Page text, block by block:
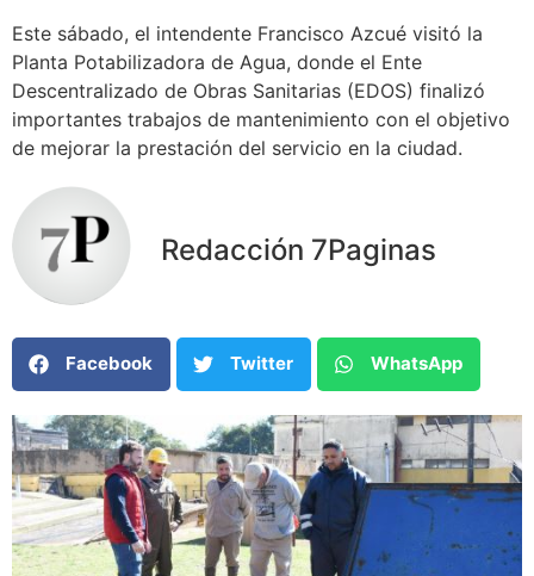
Este sábado, el intendente Francisco Azcué visitó la
Planta Potabilizadora de Agua, donde el Ente
Descentralizado de Obras Sanitarias (EDOS) finalizó
importantes trabajos de mantenimiento con el objetivo
de mejorar la prestación del servicio en la ciudad.
Redacción 7Paginas
Facebook Twitter WhatsApp